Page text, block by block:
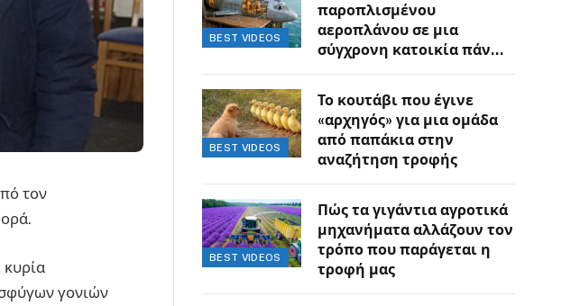
τον
γονιών
BEST VIDEOS
παροπλισμένου
αεροπλάνου σε μια
σύγχρονη κατοικία πάνω
BEST VIDEOS
Το κουτάβι που έγινε
«αρχηγός» για μια ομάδα
από παπάκια στην
αναζήτηση τροφής
BEST VIDEOS
Πώς τα γιγάντια αγροτικά
μηχανήματα αλλάζουν τον
τρόπο που παράγεται η
τροφή μας